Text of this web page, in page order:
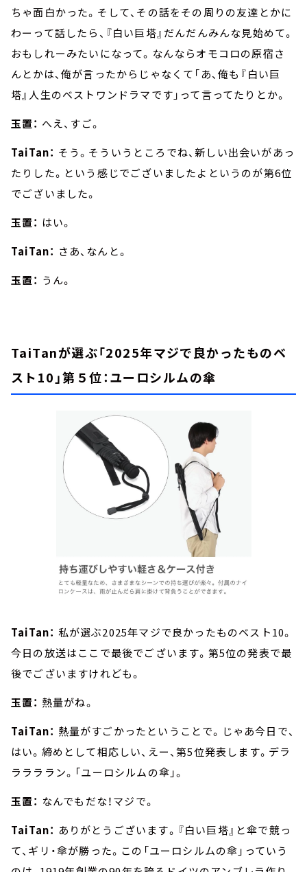
ちゃ面白かった。そして、その話をその周りの友達とかに
わーって話したら、『白い巨塔』だんだんみんな見始めて。
おもしれーみたいになって。なんならオモコロの原宿さ
んとかは、俺が言ったからじゃなくて「あ、俺も『白い巨
塔』人生のベストワンドラマです」って言ってたりとか。
玉置： へえ、すご。
TaiTan： そう。そういうところでね、新しい出会いがあっ
たりした。という感じでございましたよというのが第6位
でございました。
玉置： はい。
TaiTan： さあ、なんと。
玉置： うん。
TaiTanが選ぶ「2025年マジで良かったものベ
スト10」第５位：ユーロシルムの傘
TaiTan： 私が選ぶ2025年マジで良かったものベスト10。
今日の放送はここで最後でございます。第5位の発表で最
後でございますけれども。
玉置： 熱量がね。
TaiTan： 熱量がすごかったということで。じゃあ今日で、
はい。締めとして相応しい、えー、第5位発表します。デラ
ララララン。「ユーロシルムの傘」。
玉置： なんでもだな！マジで。
TaiTan： ありがとうございます。『白い巨塔』と傘で競っ
て、ギリ・傘が勝った。この「ユーロシルムの傘」っていう